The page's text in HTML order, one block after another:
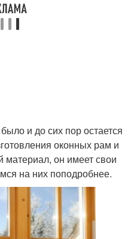
и до сих пор остается
оконных рам и
материал, он имеет свои
на них поподробнее.